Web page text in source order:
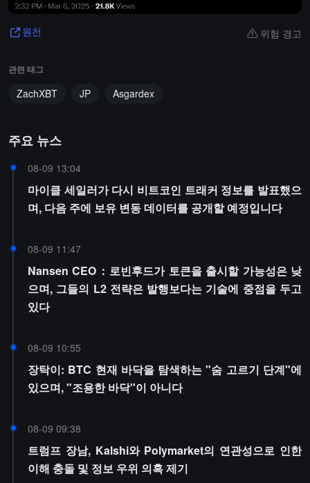
원천 위험 경고
관련 태그
ZachXBT JP Asgardex
주요 뉴스
08-09 13:04
마이클 세일러가 다시 비트코인 트래커 정보를 발표했으
며, 다음 주에 보유 변동 데이터를 공개할 예정입니다
08-09 11:47
Nansen CEO：로빈후드가 토큰을 출시할 가능성은 낮
으며, 그들의 L2 전략은 발행보다는 기술에 중점을 두고
있다
08-09 10:55
장탁이: BTC 현재 바닥을 탐색하는 "숨 고르기 단계"에
있으며, "조용한 바닥"이 아니다
08-09 09:38
트럼프 장남, Kalshi와 Polymarket의 연관성으로 인한
이해 충돌 및 정보 우위 의혹 제기